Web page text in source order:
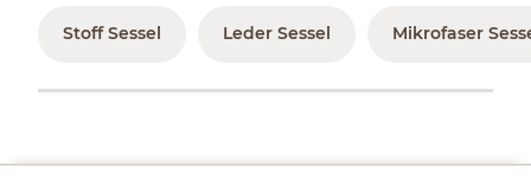
Stoff Sessel Leder Sessel Mikrofaser